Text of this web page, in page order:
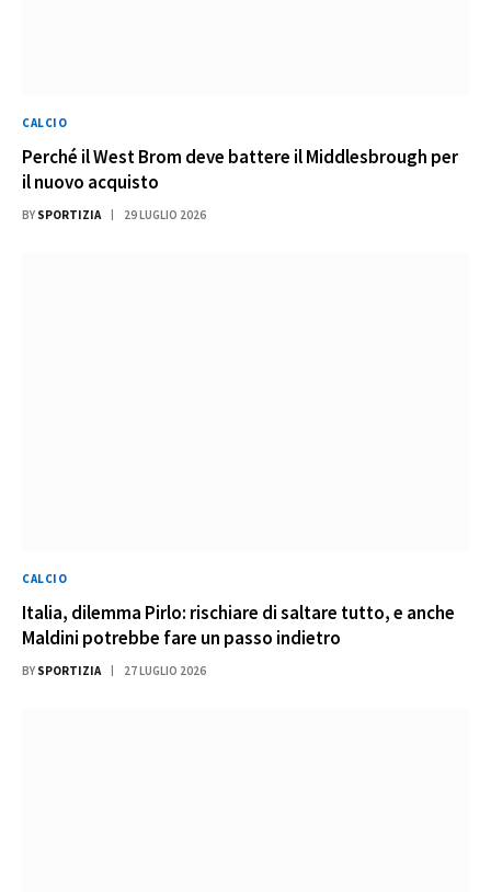
CALCIO
Perché il West Brom deve battere il Middlesbrough per
il nuovo acquisto
BY SPORTIZIA 29 LUGLIO 2026
CALCIO
Italia, dilemma Pirlo: rischiare di saltare tutto, e anche
Maldini potrebbe fare un passo indietro
BY SPORTIZIA 27 LUGLIO 2026